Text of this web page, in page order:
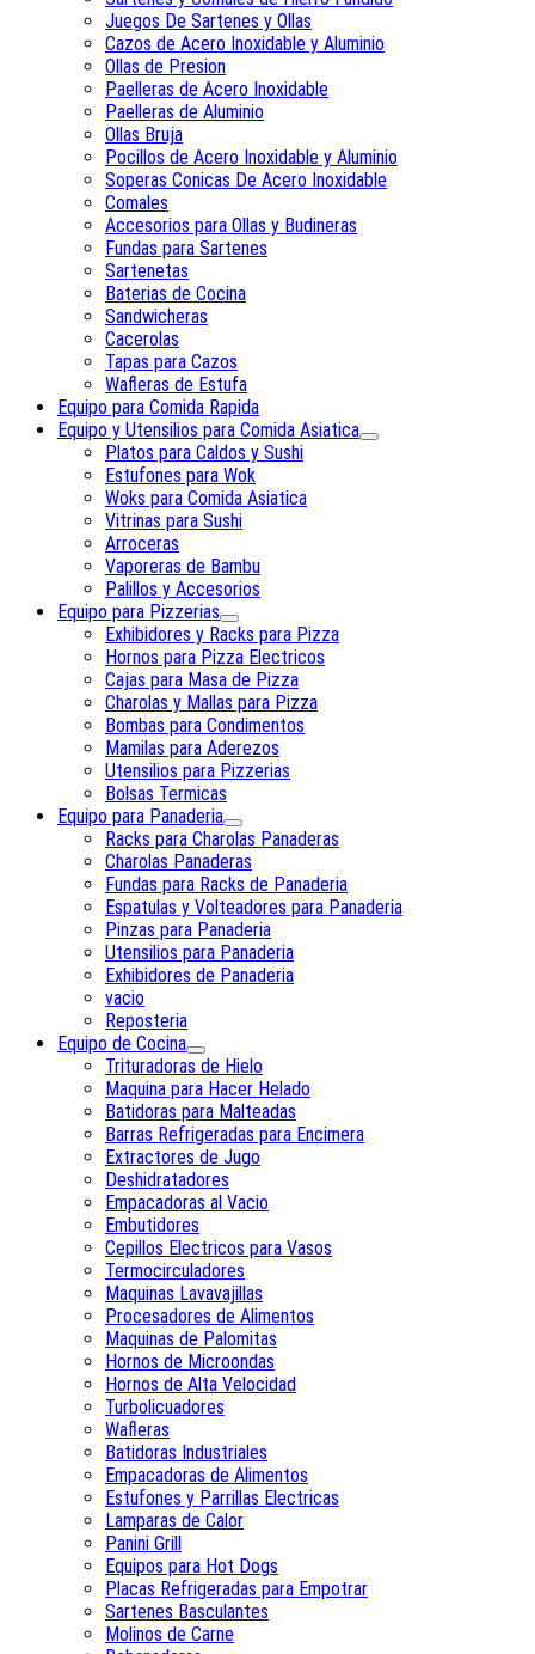
Juegos De Sartenes y Ollas
Cazos de Acero Inoxidable y Aluminio
Ollas de Presion
Paelleras de Acero Inoxidable
Paelleras de Aluminio
Ollas Bruja
Pocillos de Acero Inoxidable y Aluminio
Soperas Conicas De Acero Inoxidable
Comales
Accesorios para Ollas y Budineras
Fundas para Sartenes
Sartenetas
Baterias de Cocina
Sandwicheras
Cacerolas
Tapas para Cazos
Wafleras de Estufa
Equipo para Comida Rapida
Equipo y Utensilios para Comida Asiatica
Platos para Caldos y Sushi
Estufones para Wok
Woks para Comida Asiatica
Vitrinas para Sushi
Arroceras
Vaporeras de Bambu
Palillos y Accesorios
Equipo para Pizzerias
Exhibidores y Racks para Pizza
Hornos para Pizza Electricos
Cajas para Masa de Pizza
Charolas y Mallas para Pizza
Bombas para Condimentos
Mamilas para Aderezos
Utensilios para Pizzerias
Bolsas Termicas
Equipo para Panaderia
Racks para Charolas Panaderas
Charolas Panaderas
Fundas para Racks de Panaderia
Espatulas y Volteadores para Panaderia
Pinzas para Panaderia
Utensilios para Panaderia
Exhibidores de Panaderia
vacio
Reposteria
Equipo de Cocina
Trituradoras de Hielo
Maquina para Hacer Helado
Batidoras para Malteadas
Barras Refrigeradas para Encimera
Extractores de Jugo
Deshidratadores
Empacadoras al Vacio
Embutidores
Cepillos Electricos para Vasos
Termocirculadores
Maquinas Lavavajillas
Procesadores de Alimentos
Maquinas de Palomitas
Hornos de Microondas
Hornos de Alta Velocidad
Turbolicuadores
Wafleras
Batidoras Industriales
Empacadoras de Alimentos
Estufones y Parrillas Electricas
Lamparas de Calor
Panini Grill
Equipos para Hot Dogs
Placas Refrigeradas para Empotrar
Sartenes Basculantes
Molinos de Carne